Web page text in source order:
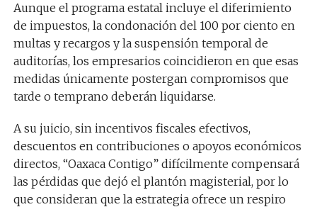
Aunque el programa estatal incluye el diferimiento
de impuestos, la condonación del 100 por ciento en
multas y recargos y la suspensión temporal de
auditorías, los empresarios coincidieron en que esas
medidas únicamente postergan compromisos que
tarde o temprano deberán liquidarse.
A su juicio, sin incentivos fiscales efectivos,
descuentos en contribuciones o apoyos económicos
directos, “Oaxaca Contigo” difícilmente compensará
las pérdidas que dejó el plantón magisterial, por lo
que consideran que la estrategia ofrece un respiro